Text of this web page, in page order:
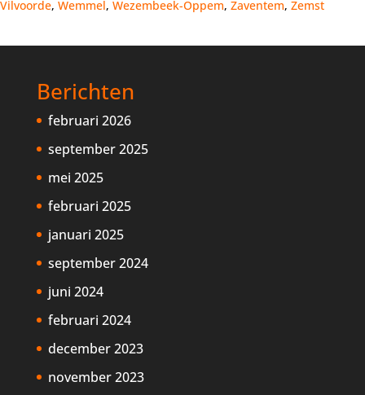
Vilvoorde, Wemmel, Wezembeek-Oppem, Zaventem, Zemst
Berichten
februari 2026
september 2025
mei 2025
februari 2025
januari 2025
september 2024
juni 2024
februari 2024
december 2023
november 2023